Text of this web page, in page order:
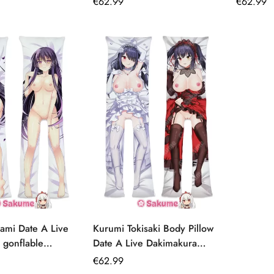
Date A Live
gonflable
Kurumi Tokisaki Body Pillow
Date A Live Dakimakura
gonflable pour collectionneur
Prix
€62.99